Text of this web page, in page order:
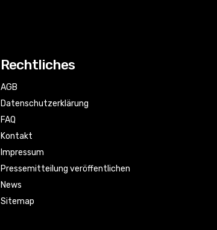
Rechtliches
AGB
Datenschutzerklärung
FAQ
Kontakt
Impressum
Pressemitteilung veröffentlichen
News
Sitemap